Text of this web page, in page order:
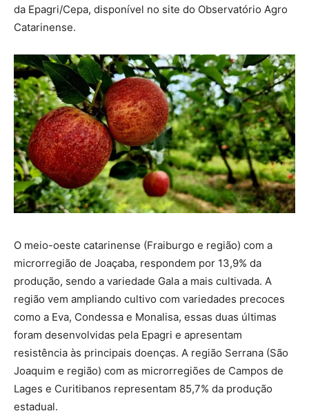
da Epagri/Cepa, disponível no site do Observatório Agro
Catarinense.
O meio-oeste catarinense (Fraiburgo e região) com a
microrregião de Joaçaba, respondem por 13,9% da
produção, sendo a variedade Gala a mais cultivada. A
região vem ampliando cultivo com variedades precoces
como a Eva, Condessa e Monalisa, essas duas últimas
foram desenvolvidas pela Epagri e apresentam
resistência às principais doenças. A região Serrana (São
Joaquim e região) com as microrregiões de Campos de
Lages e Curitibanos representam 85,7% da produção
estadual.